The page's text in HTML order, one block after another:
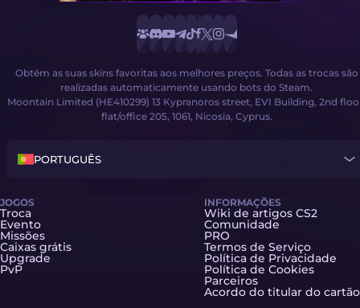
Obtém as suas skins favoritas aos melhores preços. Todas as trocas são
realizadas automaticamente usando bots do Steam.
Moontain Limited (HE410299) 13 Kypranoros street, EVI Building, 2nd
flat/office 205, 1061, Nicosia, Cyprus.
PORTUGUÊS
JOGOS
Troca
Evento
Missões
Caixas grátis
Upgrade
PvP
INFORMAÇÕES
Wiki de artigos CS2
Comunidade
PRO
Termos de Serviço
Política de Privacidade
Política de Cookies
Parceiros
Acordo do titular do cartão